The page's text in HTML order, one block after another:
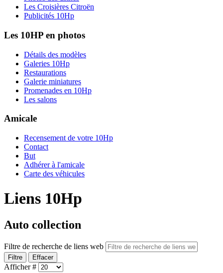
Les Croisières Citroën
Publicités 10Hp
Les 10HP en photos
Détails des modèles
Galeries 10Hp
Restaurations
Galerie miniatures
Promenades en 10Hp
Les salons
Amicale
Recensement de votre 10Hp
Contact
But
Adhérer à l'amicale
Carte des véhicules
Liens 10Hp
Auto collection
Filtre de recherche de liens web
Filtre Effacer
Afficher #